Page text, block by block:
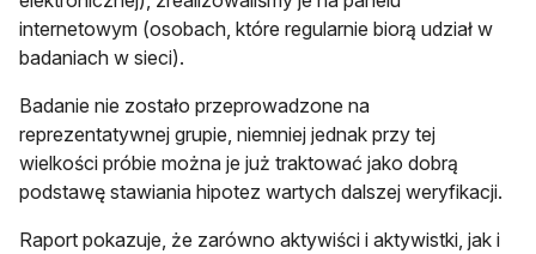
internetowym (osobach, które regularnie biorą udział w
badaniach w sieci).
Badanie nie zostało przeprowadzone na
reprezentatywnej grupie, niemniej jednak przy tej
wielkości próbie można je już traktować jako dobrą
podstawę stawiania hipotez wartych dalszej weryfikacji.
Raport pokazuje, że zarówno aktywiści i aktywistki, jak i